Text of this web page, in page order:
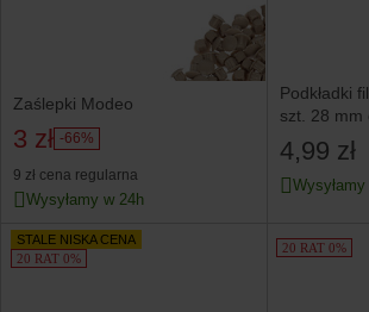
Zaślepki Modeo
3 zł -66%
9 zł cena regularna
Wysyłamy w 24h
Podkładki
szt. 28 mm
4,99 zł
STALE NISKA CENA
20 RAT 0%
20 RAT 0%